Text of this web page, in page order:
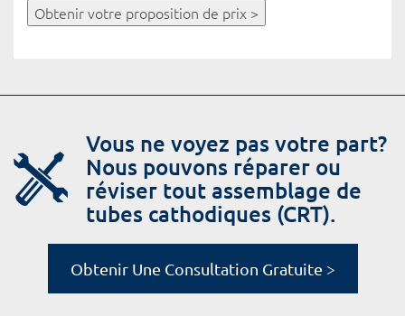
Obtenir votre proposition de prix >
Vous ne voyez pas votre part?
Nous pouvons réparer ou
réviser tout assemblage de
tubes cathodiques (CRT).
Obtenir Une Consultation Gratuite >